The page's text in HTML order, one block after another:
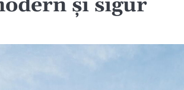
și sigur